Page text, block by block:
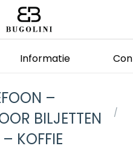
Informatie
–
BILJETTEN
KOFFIE